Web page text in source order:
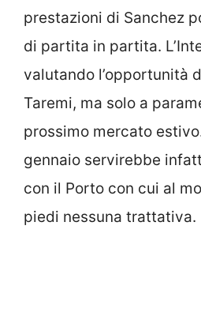
prestazioni di Sanchez
di partita in partita.
valutando l’opportunità
Taremi, ma solo a
prossimo mercato
gennaio servirebbe
con il Porto con cui al
piedi nessuna trattativa.